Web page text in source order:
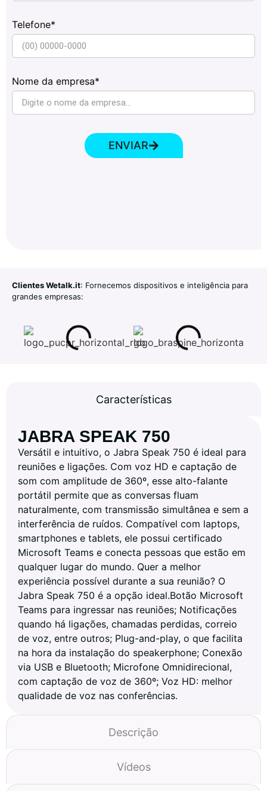
Telefone*
Nome da empresa*
ENVIAR
Clientes Wetalk.it: Fornecemos dispositivos e inteligência para
grandes empresas:
Características
Descrição
Vídeos
JABRA SPEAK 750
Versátil e intuitivo, o Jabra Speak 750 é ideal para
reuniões e ligações. Com voz HD e captação de
som com amplitude de 360º, esse alto-falante
portátil permite que as conversas fluam
naturalmente, com transmissão simultânea e sem a
interferência de ruídos. Compatível com laptops,
smartphones e tablets, ele possui certificado
Microsoft Teams e conecta pessoas que estão em
qualquer lugar do mundo. Quer a melhor
experiência possível durante a sua reunião? O
Jabra Speak 750 é a opção ideal.Botão Microsoft
Teams para ingressar nas reuniões; Notificações
quando há ligações, chamadas perdidas, correio
de voz, entre outros; Plug-and-play, o que facilita
na hora da instalação do speakerphone; Conexão
via USB e Bluetooth; Microfone Omnidirecional,
com captação de voz de 360º; Voz HD: melhor
qualidade de voz nas conferências.